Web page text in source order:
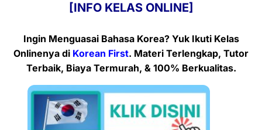
[INFO KELAS ONLINE]
Ingin Menguasai Bahasa Korea? Yuk Ikuti Kelas
Onlinenya di Korean First. Materi Terlengkap, Tutor
Terbaik, Biaya Termurah, & 100% Berkualitas.